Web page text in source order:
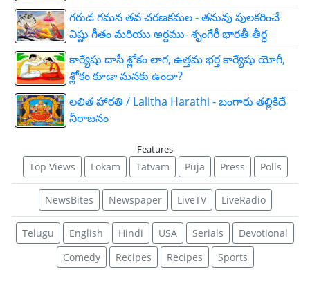
గరుడ గమన తవ చరణకమల - తనువు పులకరించే
విష్ణు గీతం మరియు అర్దము- శృంగేరీ భారతీ తీర్ధ
కార్యేషు దాసీ శ్లోకం లాగ, ఉత్తమ భర్త కార్యేషు యోగీ,
శ్లోకం కూడా మనకు ఉందా?
లలిత హారతి / Lalitha Harathi - బంగారు తల్లికిదే
నీరాజనం
Features
Top Views Lokam Tatvam Puja Press Polls
NewsBites Newspaper LiveTV LiveRadio
Telugu English Hindi USA Serials
Devotional
Comedy
Recipes Recipes Sports